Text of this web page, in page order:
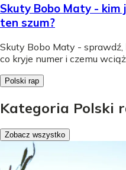
Skuty Bobo Maty -
ten szum?
Skuty Bobo Maty - sprawdź,
co kryje numer i czemu
Polski rap
Kategoria Polski
Zobacz wszystko